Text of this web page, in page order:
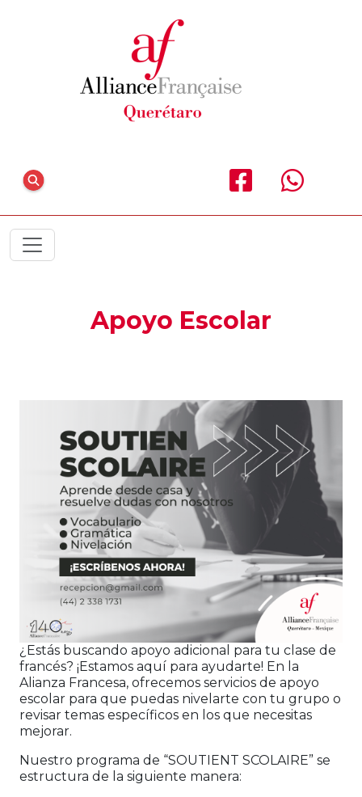
Apoyo Escolar
¿Estás buscando apoyo adicional para tu clase de
francés? ¡Estamos aquí para ayudarte! En la
Alianza Francesa, ofrecemos servicios de apoyo
escolar para que puedas nivelarte con tu grupo o
revisar temas específicos en los que necesitas
mejorar.
Nuestro programa de “SOUTIENT SCOLAIRE” se
estructura de la siguiente manera: